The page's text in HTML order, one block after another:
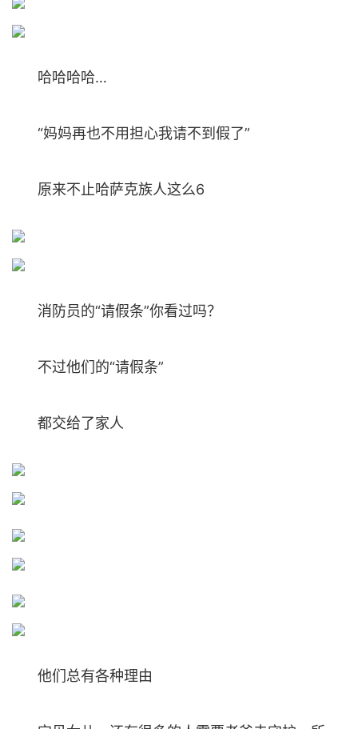
哈哈哈哈…
“妈妈再也不用担心我请不到假了”
原来不止哈萨克族人这么6
消防员的“请假条”你看过吗？
不过他们的“请假条”
都交给了家人
他们总有各种理由